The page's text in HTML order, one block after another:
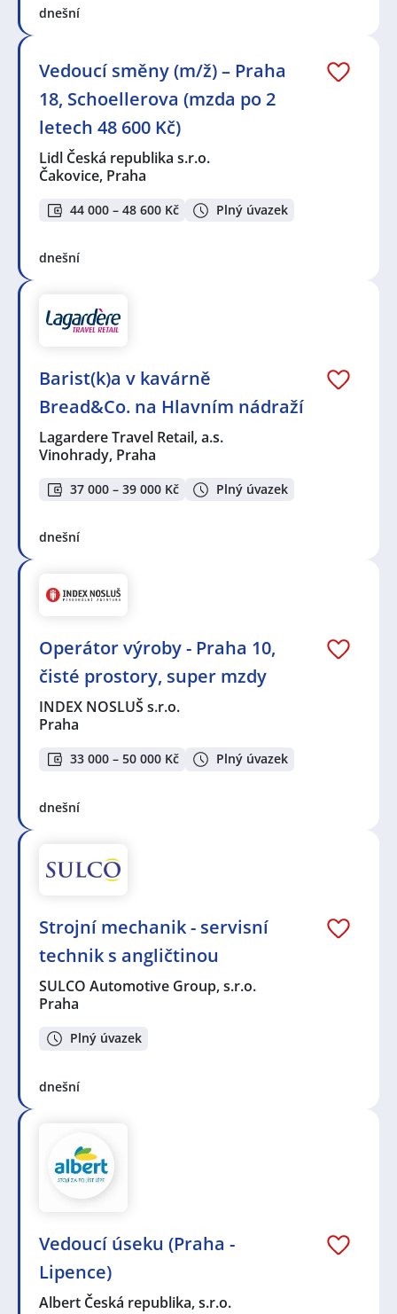
dnešní
Vedoucí směny (m/ž) – Praha
18, Schoellerova (mzda po 2
letech 48 600 Kč)
Lidl Česká republika s.r.o.
Čakovice, Praha
44 000 – 48 600 Kč Plný úvazek
dnešní
Barist(k)a v kavárně
Bread&Co. na Hlavním nádraží
Lagardere Travel Retail, a.s.
Vinohrady, Praha
37 000 – 39 000 Kč Plný úvazek
dnešní
Operátor výroby - Praha 10,
čisté prostory, super mzdy
INDEX NOSLUŠ s.r.o.
Praha
33 000 – 50 000 Kč Plný úvazek
dnešní
Strojní mechanik - servisní
technik s angličtinou
SULCO Automotive Group, s.r.o.
Praha
Plný úvazek
dnešní
Vedoucí úseku (Praha -
Lipence)
Albert Česká republika, s.r.o.